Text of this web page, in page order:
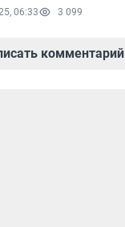
06:33 3 099
комментарий